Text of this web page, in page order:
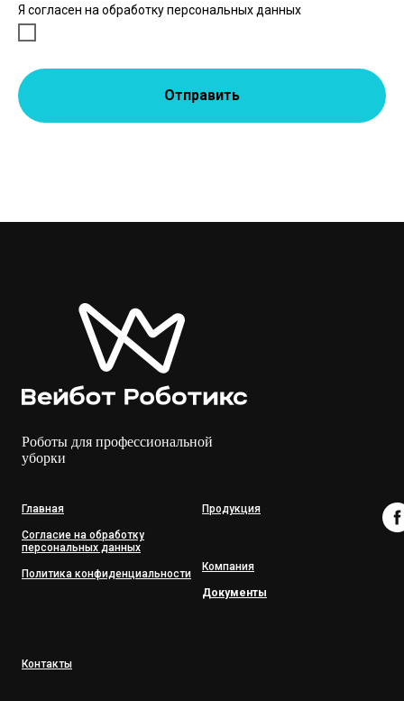
Я согласен на обработку персональных данных
Отправить
Роботы для профессиональной
уборки
Главная
Согласие на обработку
персональных данных
Политика конфиденциальности
Продукция
Компания
Документы
Контакты